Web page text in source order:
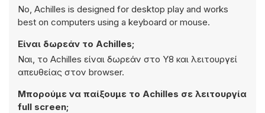
No, Achilles is designed for desktop play and works
best on computers using a keyboard or mouse.
Είναι δωρεάν το Achilles;
Ναι, το Achilles είναι δωρεάν στο Y8 και λειτουργεί
απευθείας στον browser.
Μπορούμε να παίξουμε το Achilles σε λειτουργία
full screen;